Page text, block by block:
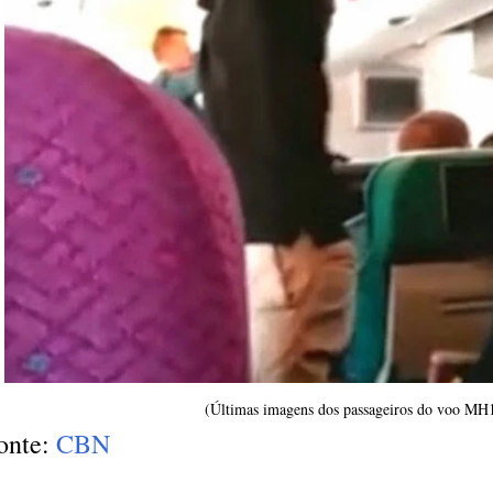
(Últimas imagens dos passageiros do voo
CBN